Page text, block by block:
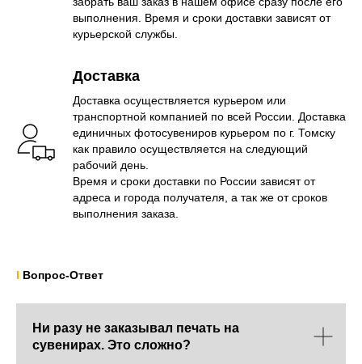
выполнения. Время и сроки доставки зависят от
курьерской службы.
Доставка
Доставка осуществляется курьером или
транспортной компанией по всей России. Доставка
единичных фотосувениров курьером по г. Томску
как правило осуществляется на следующий
рабочий день.
Время и сроки доставки по России зависят от
адреса и города получателя, а так же от сроков
выполнения заказа.
I Вопрос-Ответ
Ни разу не заказывал печать на
сувенирах. Это сложно?